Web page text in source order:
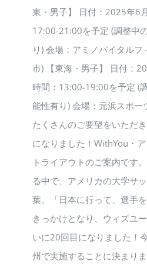
東・男子】 日付：2025年6
17:00-21:00を予定 (調整中
り) 会場：アミノバイタル
市) 【東海・男子】 日付：
時間：13:00-19:00を予定 (
能性有り) 会場：元浜スポー
たくさんのご要望をいただ
になりました！WithYou・
トライアウトのご案内です
る中で、アメリカの大学サ
葉、「日本に行って、選手
きっかけとなり、ウィズユ
いに20回目になりました！
州で実施することに決まり